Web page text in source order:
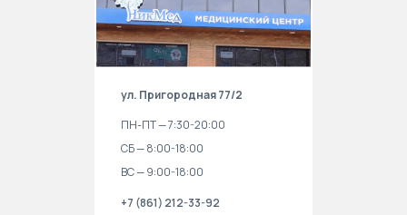
ул. Пригородная 77/2
ПН-ПТ — 7:30-20:00
СБ — 8:00-18:00
ВС — 9:00-18:00
+7 (861) 212-33-92